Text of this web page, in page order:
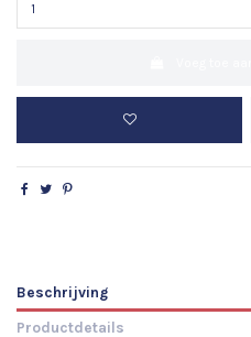
Beschrijving
Productdetails